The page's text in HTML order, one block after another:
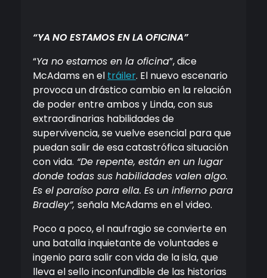
“YA NO ESTAMOS EN LA OFICINA”
“Ya no estamos en la oficina”, dice
McAdams enel tráiler. El nuevo escenario
provoca un drástico cambio en la relación
de poder entre ambos y Linda, con sus
extraordinarias habilidades de
supervivencia, se vuelve esencial para que
puedan salir de esa catastrófica situación
con vida. “De repente, están en un lugar
donde todas sus habilidades valen algo.
Es el paraíso para ella. Es un infierno para
Bradley”, señala McAdams en el video.
Poco a poco, el naufragio se convierte en
una batalla inquietante de voluntades e
ingenio para salir con vida de la isla, que
lleva el sello inconfundible de las historias